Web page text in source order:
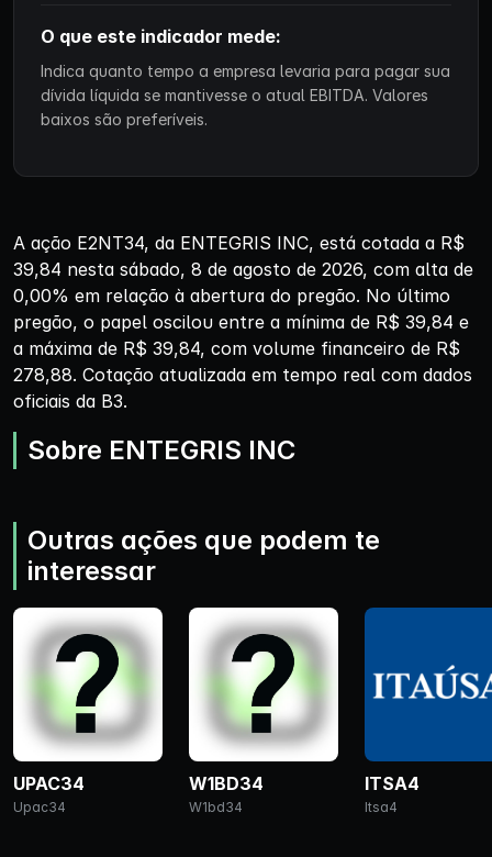
O que este indicador mede:
Indica quanto tempo a empresa levaria para pagar sua
dívida líquida se mantivesse o atual EBITDA. Valores
baixos são preferíveis.
A ação E2NT34, da ENTEGRIS INC, está cotada a R$
39,84 nesta sábado, 8 de agosto de 2026, com alta de
0,00% em relação à abertura do pregão. No último
pregão, o papel oscilou entre a mínima de R$ 39,84 e
a máxima de R$ 39,84, com volume financeiro de R$
278,88. Cotação atualizada em tempo real com dados
oficiais da B3.
Sobre ENTEGRIS INC
Outras ações que podem te
interessar
UPAC34
Upac34
W1BD34
W1bd34
ITSA4
Itsa4